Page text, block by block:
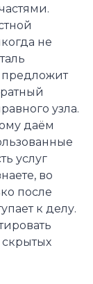
не
предложит
узла.
даём
услуг
во
после
к делу.